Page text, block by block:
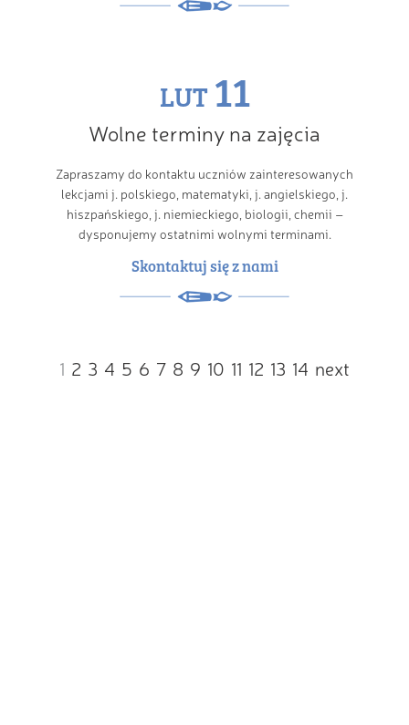
LUT 11
Wolne terminy na zajęcia
Zapraszamy do kontaktu uczniów zainteresowanych
lekcjami j. polskiego, matematyki, j. angielskiego, j.
hiszpańskiego, j. niemieckiego, biologii, chemii –
dysponujemy ostatnimi wolnymi terminami.
Skontaktuj się z nami
1 2 3 4 5 6 7 8 9 10 11 12 13 14 next